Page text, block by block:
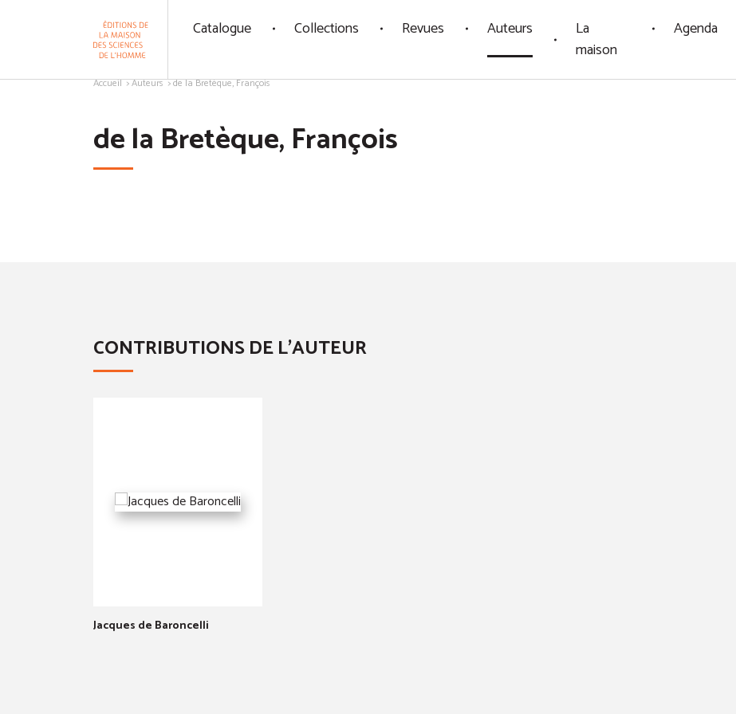
Catalogue Collections Revues Auteurs
La
maison
Agenda
Accueil Auteurs de la Bretèque, François
de la Bretèque, François
CONTRIBUTIONS DE L'AUTEUR
Jacques de Baroncelli